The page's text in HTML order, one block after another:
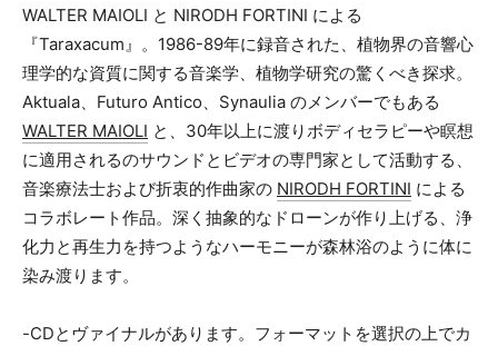
カセット
その他
メールアドレス（必須）
WALTER MAIOLI と NIRODH FORTINI による
『Taraxacum』。1986-89年に録音された、植物界の音響心
理学的な資質に関する音楽学、植物学研究の驚くべき探求。
Aktuala、Futuro Antico、Synaulia のメンバーでもある
WALTER MAIOLI と、30年以上に渡りボディセラピーや瞑想
に適用されるのサウンドとビデオの専門家として活動する、
音楽療法士および折衷的作曲家の NIRODH FORTINI による
コラボレート作品。深く抽象的なドローンが作り上げる、浄
化力と再生力を持つようなハーモニーが森林浴のように体に
染み渡ります。
-CDとヴァイナルがあります。フォーマットを選択の上でカ